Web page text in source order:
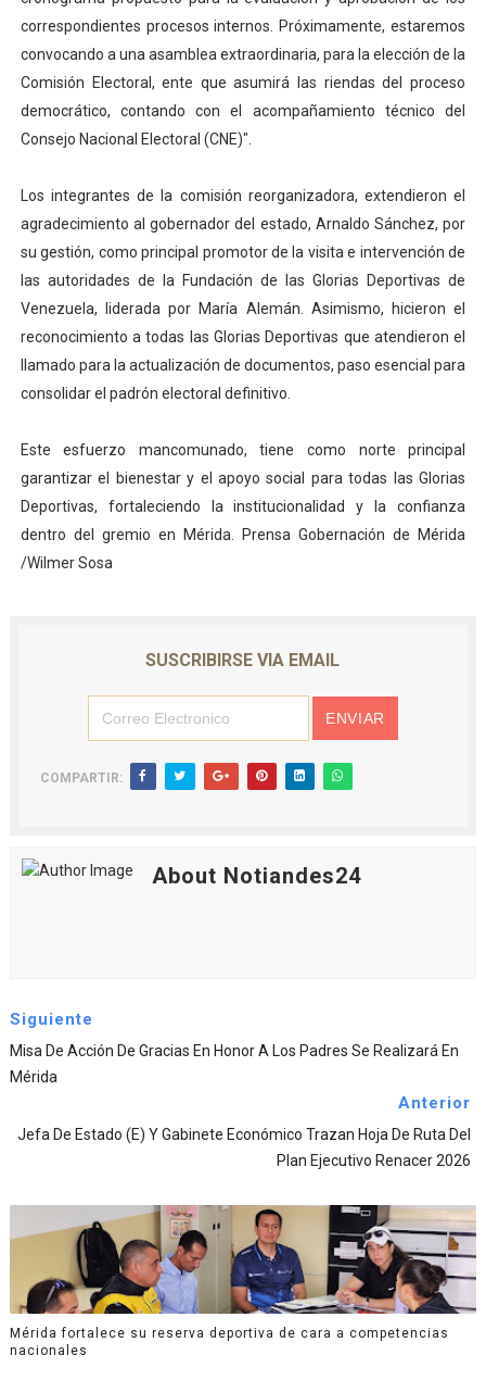
correspondientes procesos internos. Próximamente, estaremos
convocando a una asamblea extraordinaria, para la elección de la
Comisión Electoral, ente que asumirá las riendas del proceso
democrático, contando con el acompañamiento técnico del
Consejo Nacional Electoral (CNE)".
Los integrantes de la comisión reorganizadora, extendieron el
agradecimiento al gobernador del estado, Arnaldo Sánchez, por
su gestión, como principal promotor de la visita e intervención de
las autoridades de la Fundación de las Glorias Deportivas de
Venezuela, liderada por María Alemán. Asimismo, hicieron el
reconocimiento a todas las Glorias Deportivas que atendieron el
llamado para la actualización de documentos, paso esencial para
consolidar el padrón electoral definitivo.
Este esfuerzo mancomunado, tiene como norte principal
garantizar el bienestar y el apoyo social para todas las Glorias
Deportivas, fortaleciendo la institucionalidad y la confianza
dentro del gremio en Mérida. Prensa Gobernación de Mérida
/Wilmer Sosa
SUSCRIBIRSE VIA EMAIL
COMPARTIR:
About Notiandes24
Siguiente
Misa De Acción De Gracias En Honor A Los Padres Se Realizará En
Mérida
Anterior
Jefa De Estado (E) Y Gabinete Económico Trazan Hoja De Ruta Del
Plan Ejecutivo Renacer 2026
Mérida fortalece su reserva deportiva de cara a competencias
nacionales